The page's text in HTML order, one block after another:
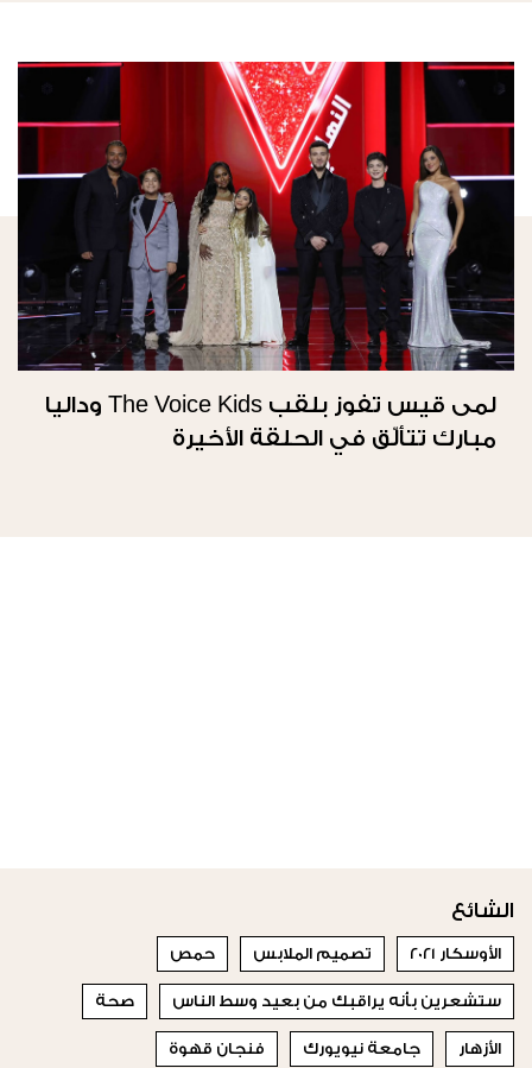
لمى قيس تفوز بلقب The Voice Kids وداليا
مبارك تتألّق في الحلقة الأخيرة
الشائع
الأوسكار 2021 تصميم الملابس حمص
ستشعرين بأنه يراقبك من بعيد وسط الناس صحة
الأزهار جامعة نيويورك فنجان قهوة